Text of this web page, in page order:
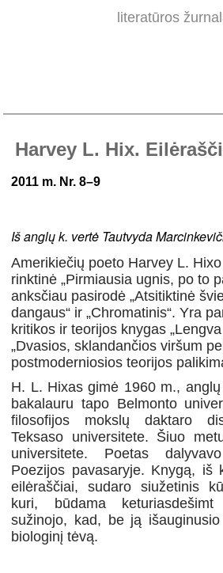
literatūros
Harvey L. Hix.
2011 m. Nr. 8–9
Iš anglų k. vertė Tautvyda
Amerikiečių poeto Harvey L.
rinktinė „Pirmiausia ugnis, po to
anksčiau pasirodė „Atsitiktinė
dangaus“ ir „Chromatinis“. Yra
kritikos ir teorijos knygas
„Dvasios, sklandančios viršum
postmoderniosios teorijos
H. L. Hixas gimė 1960 m.,
bakalauru tapo Belmonto
filosofijos mokslų daktaro
Teksaso universitete. Šiuo
universitete. Poetas
Poezijos pavasaryje. Knygą, iš
eilėraščiai, sudaro siužetinis
kuri, būdama
sužinojo, kad, be ją
biologinį tėvą.